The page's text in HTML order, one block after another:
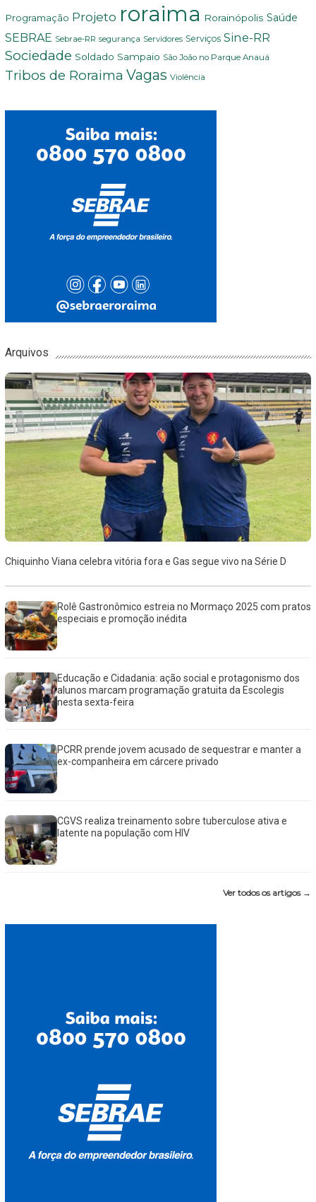
Programação Projeto roraima Rorainópolis Saúde
SEBRAE Sebrae-RR segurança Servidores Serviços Sine-RR
Sociedade Soldado Sampaio São João no Parque Anauá
Tribos de Roraima Vagas Violência
Arquivos
Chiquinho Viana celebra vitória fora e Gas segue vivo na Série D
Rolê Gastronômico estreia no Mormaço 2025 com pratos
especiais e promoção inédita
Educação e Cidadania: ação social e protagonismo dos
alunos marcam programação gratuita da Escolegis
nesta sexta-feira
PCRR prende jovem acusado de sequestrar e manter a
ex-companheira em cárcere privado
CGVS realiza treinamento sobre tuberculose ativa e
latente na população com HIV
Ver todos os artigos →